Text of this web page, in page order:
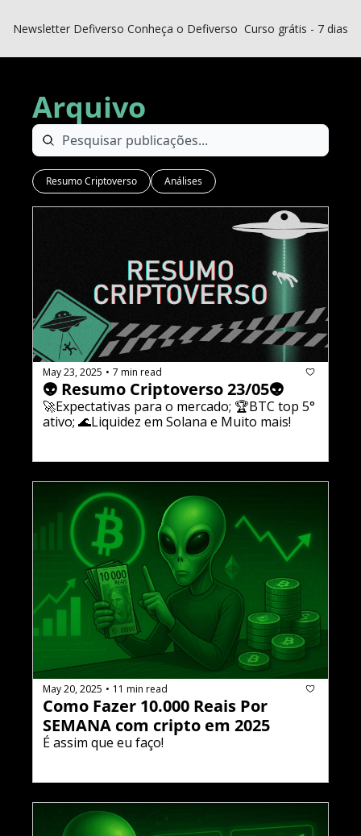
Newsletter Defiverso Conheça o Defiverso Curso grátis - 7 dias
Arquivo
Resumo Criptoverso Análises
May 23, 2025 • 7 min read
👽 Resumo Criptoverso 23/05👽
🚀Expectativas para o mercado; 🏆BTC top 5°
ativo; 🌊Liquidez em Solana e Muito mais!
May 20, 2025 • 11 min read
Como Fazer 10.000 Reais Por
É assim que eu faço!